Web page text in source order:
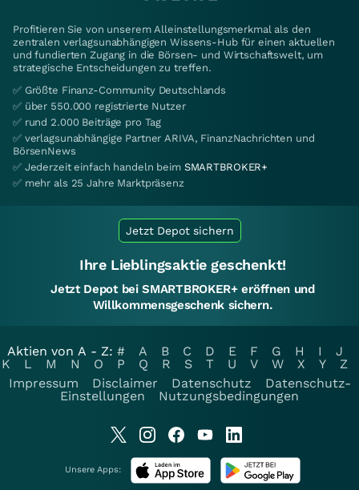
Profitieren Sie von unserem Alleinstellungsmerkmal als den
zentralen verlagsunabhängigen Wissens-Hub für einen aktuellen
und fundierten Zugang in die Börsen- und Wirtschaftswelt, um
strategische Entscheidungen zu treffen.
✅ Größte Finanz-Community Deutschlands
✅ über 550.000 registrierte Nutzer
✅ rund 2.000 Beiträge pro Tag
✅ verlagsunabhängige Partner ARIVA, FinanzNachrichten und
BörsenNews
✅ Jederzeit einfach handeln beim SMARTBROKER+
✅ mehr als 25 Jahre Marktpräsenz
Jetzt Depot sichern
Ihre Lieblingsaktie geschenkt!
Jetzt Depot bei SMARTBROKER+ eröffnen und
Willkommensgeschenk sichern.
Aktien von A - Z: # A B C D E F G H I
J
K
L M N O P Q R S T U V W X Y
Z
Impressum
Disclaimer Datenschutz
Datenschutz-
Einstellungen
Nutzungsbedingungen
Unsere Apps: